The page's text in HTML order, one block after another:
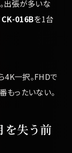
出張が多いな
016Bを1台
一択。FHDで
もったいない。
を失う前